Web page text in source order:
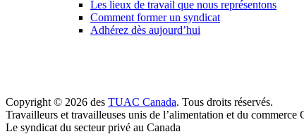
Les lieux de travail que nous représentons
Comment former un syndicat
Adhérez dès aujourd’hui
Copyright © 2026 des TUAC Canada. Tous droits réservés.
Travailleurs et travailleuses unis de l’alimentation et du commerce
Le syndicat du secteur privé au Canada